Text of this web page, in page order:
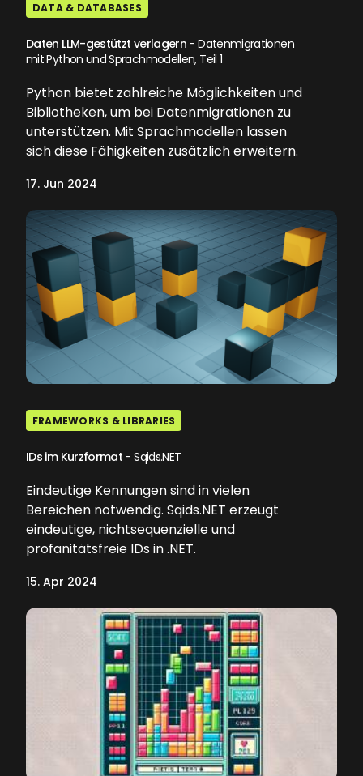
DATA & DATABASES
Daten LLM-gestützt verlagern - Datenmigrationen
mit Python und Sprachmodellen, Teil 1
Python bietet zahlreiche Möglichkeiten und
Bibliotheken, um bei Datenmigrationen zu
unterstützen. Mit Sprachmodellen lassen
sich diese Fähigkeiten zusätzlich erweitern.
17. Jun 2024
FRAMEWORKS & LIBRARIES
IDs im Kurzformat - Sqids.NET
Eindeutige Kennungen sind in vielen
Bereichen notwendig. Sqids.NET erzeugt
eindeutige, nichtsequenzielle und
profanitätsfreie IDs in .NET.
15. Apr 2024